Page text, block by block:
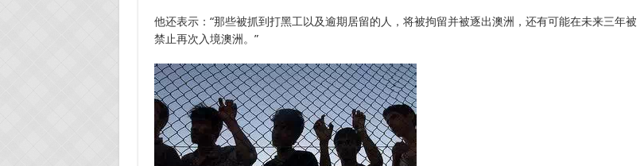
他还表示：“那些被抓到打黑工以及逾期居留的人，将被拘留并被逐出澳洲，还有可能在未来三年被
禁止再次入境澳洲。”